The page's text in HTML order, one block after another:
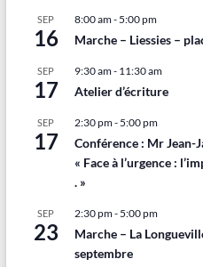
SEP
16
8:00 am- 5:00 pm
Marche – Liessies –
SEP
17
9:30 am- 11:30 am
Atelier d’écriture
SEP
17
2:30 pm- 5:00 pm
Conférence : Mr Jean-
« Face à l’urgence :
. »
SEP
23
2:30 pm- 5:00 pm
Marche – La
septembre